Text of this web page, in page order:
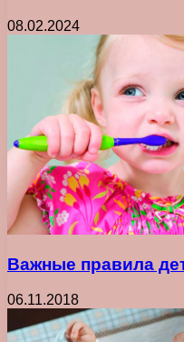
08.02.2024
Важные правила
06.11.2018